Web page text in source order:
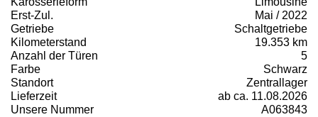
Erst-Zul.
Mai / 2022
Getriebe
Schaltgetriebe
Kilometerstand
19.353 km
Anzahl der Türen
5
Farbe
Schwarz
Standort
Zentrallager
Lieferzeit
ab ca. 11.08.2026
Unsere Nummer
A063843